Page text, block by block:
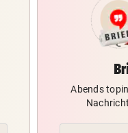
Abends